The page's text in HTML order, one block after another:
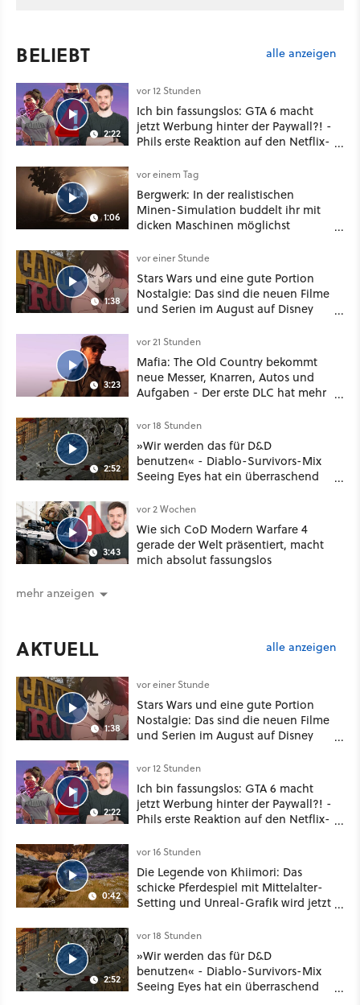
BELIEBT alle anzeigen
2:22
vor 12 Stunden
Ich bin fassungslos: GTA 6 macht
jetzt Werbung hinter der Paywall?! -
Phils erste Reaktion auf den Netflix-
1:06
vor einem Tag
Bergwerk: In der realistischen
Minen-Simulation buddelt ihr mit
dicken Maschinen möglichst
1:38
vor einer Stunde
Stars Wars und eine gute Portion
Nostalgie: Das sind die neuen Filme
und Serien im August auf Disney
3:23
vor 21 Stunden
Mafia: The Old Country bekommt
neue Messer, Knarren, Autos und
Aufgaben - Der erste DLC hat mehr
2:52
vor 18 Stunden
»Wir werden das für D&D
benutzen« - Diablo-Survivors-Mix
Seeing Eyes hat ein überraschend
3:43
vor 2 Wochen
Wie sich CoD Modern Warfare 4
gerade der Welt präsentiert, macht
mich absolut fassungslos
mehr anzeigen
AKTUELL alle anzeigen
1:38
vor einer Stunde
Stars Wars und eine gute Portion
Nostalgie: Das sind die neuen Filme
und Serien im August auf Disney
2:22
vor 12 Stunden
Ich bin fassungslos: GTA 6 macht
jetzt Werbung hinter der Paywall?! -
Phils erste Reaktion auf den Netflix-
0:42
vor 16 Stunden
Die Legende von Khiimori: Das
schicke Pferdespiel mit Mittelalter-
Setting und Unreal-Grafik wird jetzt
2:52
vor 18 Stunden
»Wir werden das für D&D
benutzen« - Diablo-Survivors-Mix
Seeing Eyes hat ein überraschend